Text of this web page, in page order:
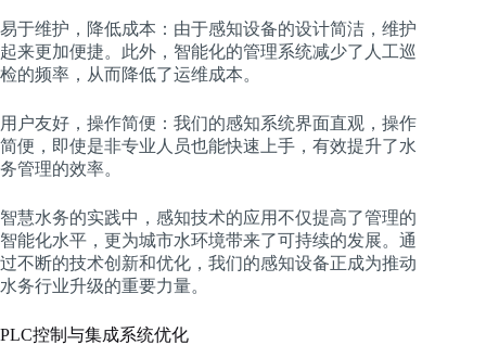
易于维护，降低成本：由于感知设备的设计简洁，维护
起来更加便捷。此外，智能化的管理系统减少了人工巡
检的频率，从而降低了运维成本。
用户友好，操作简便：我们的感知系统界面直观，操作
简便，即使是非专业人员也能快速上手，有效提升了水
务管理的效率。
智慧水务的实践中，感知技术的应用不仅提高了管理的
智能化水平，更为城市水环境带来了可持续的发展。通
过不断的技术创新和优化，我们的感知设备正成为推动
水务行业升级的重要力量。
PLC控制与集成系统优化